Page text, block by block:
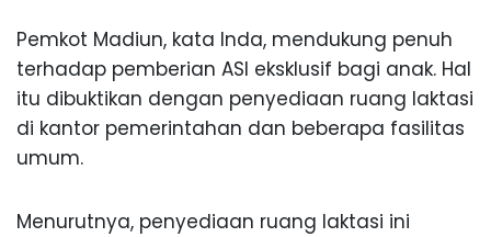
Pemkot Madiun, kata Inda, mendukung penuh
terhadap pemberian ASI eksklusif bagi anak. Hal
itu dibuktikan dengan penyediaan ruang laktasi
di kantor pemerintahan dan beberapa fasilitas
umum.
Menurutnya, penyediaan ruang laktasi ini